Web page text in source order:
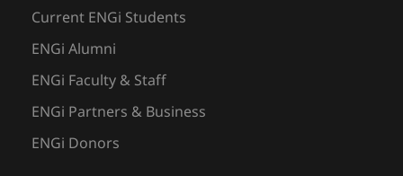
Current ENGi Students
ENGi Alumni
ENGi Faculty & Staff
ENGi Partners & Business
ENGi Donors